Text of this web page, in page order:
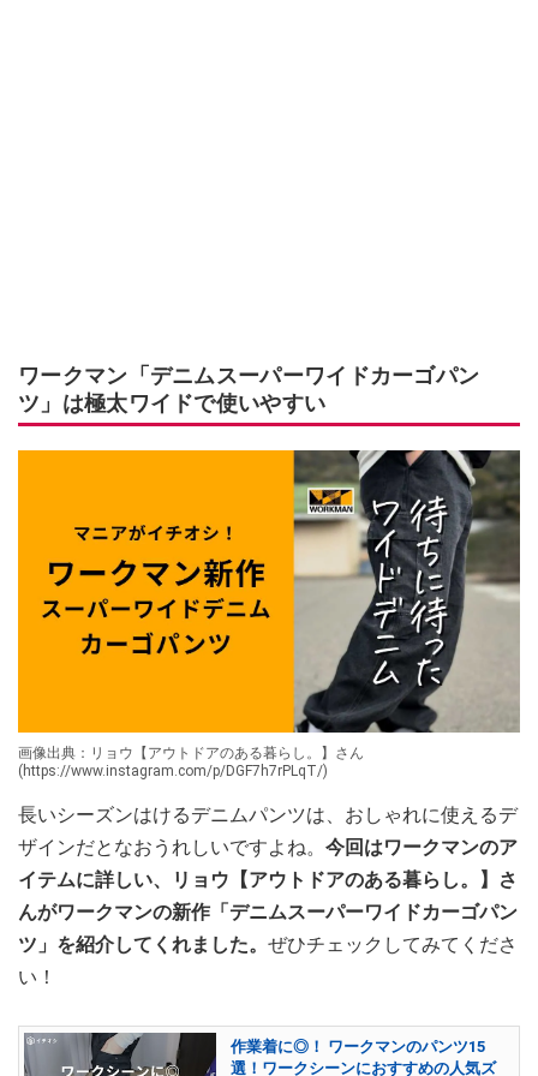
ワークマン「デニムスーパーワイドカーゴパン
ツ」は極太ワイドで使いやすい
画像出典：リョウ【アウトドアのある暮らし。】さん
(https://www.instagram.com/p/DGF7h7rPLqT/)
長いシーズンはけるデニムパンツは、おしゃれに使えるデ
ザインだとなおうれしいですよね。 今回はワークマンのア
イテムに詳しい、リョウ【アウトドアのある暮らし。】さ
んがワークマンの新作「デニムスーパーワイドカーゴパン
ツ」を紹介してくれました。 ぜひチェックしてみてくださ
い！
作業着に◎！ ワークマンのパンツ15
選！ワークシーンにおすすめの人気ズ